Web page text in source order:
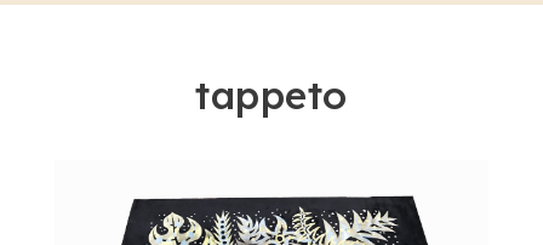
tappeto